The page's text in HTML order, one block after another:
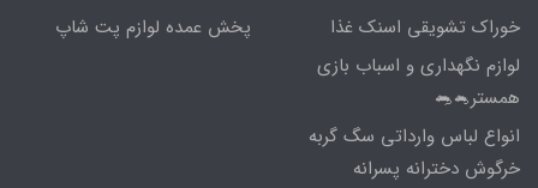
خوراک تشویقی اسنک غذا
لوازم نگهداری و اسباب بازی
همستر🐁🐀
انواع لباس وارداتی سگ گربه
خرگوش دخترانه پسرانه
پخش عمده لوازم پت شاپ